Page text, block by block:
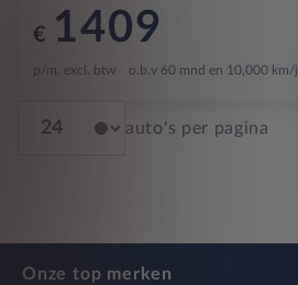
€ 1409
p/m. excl. btw o.b.v 60 mnd en 10,000 km/j
auto's per pagina
Onze top merken